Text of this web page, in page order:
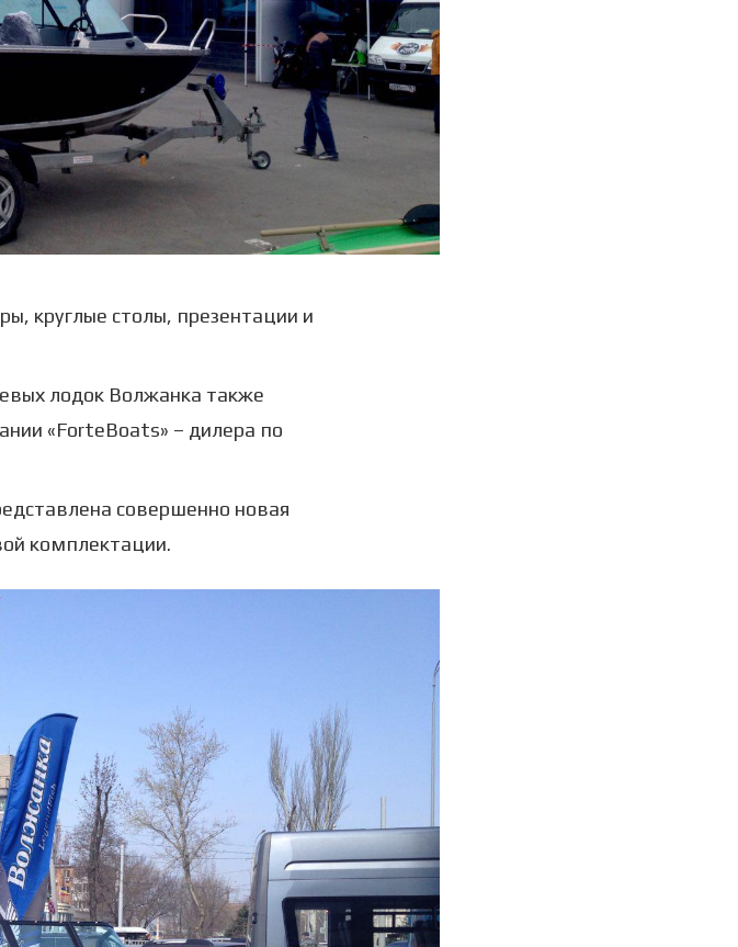
круглые столы, презентации и
лодок Волжанка также
«ForteBoats» – дилера по
совершенно новая
комплектации.